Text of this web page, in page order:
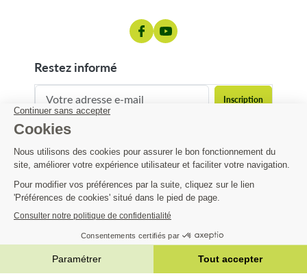
18,89 €
  AJOUTER AU PANIER
restez informé
contact@matijardin.fr 04 81 120 120
Matijardin
Infos pratiques